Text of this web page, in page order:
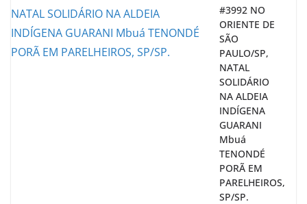
#3992 NO
ORIENTE DE
SÃO
PAULO/SP,
NATAL
SOLIDÁRIO
NA ALDEIA
INDÍGENA
GUARANI
Mbuá
TENONDÉ
PORÃ EM
PARELHEIROS,
SP/SP.